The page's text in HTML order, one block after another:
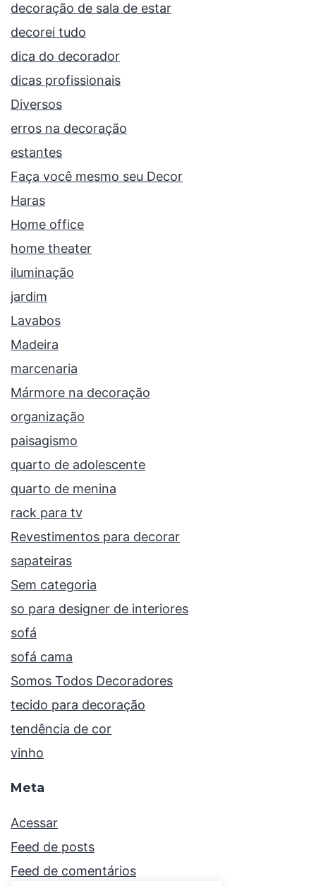
decoração de sala de estar
decorei tudo
dica do decorador
dicas profissionais
Diversos
erros na decoração
estantes
Faça você mesmo seu Decor
Haras
Home office
home theater
iluminação
jardim
Lavabos
Madeira
marcenaria
Mármore na decoração
organização
paisagismo
quarto de adolescente
quarto de menina
rack para tv
Revestimentos para decorar
sapateiras
Sem categoria
so para designer de interiores
sofá
sofá cama
Somos Todos Decoradores
tecido para decoração
tendência de cor
vinho
Meta
Acessar
Feed de posts
Feed de comentários